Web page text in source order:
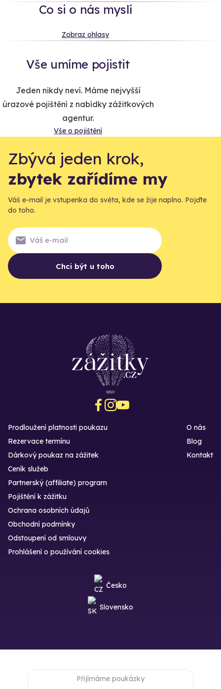
Co si o nás myslí
Zobraz ohlasy
Vše umíme pojistit
Jeden nikdy neví. Máme nejvyšší
úrazové pojištění z nabídky zážitkových
agentur.
Vše o pojištění
Zbývá jeden krok,
zbytek zařídíme my
Váš e-mail je vstupenka do světa, kde se žije naplno. Pojďte
do toho.
Chci být u toho
Prodloužení platnosti poukazu
Rezervace termínu
Dárkový poukaz na zážitek
O nás
Blog
Kontakt
Ceník služeb
Partnerský (affiliate) program
Pojištění k zážitku
Ochrana osobních údajů
Obchodní podmínky
Odstoupení od smlouvy
Prohlášení o používání cookies
Česko
Slovensko
Přijímáme poukázky